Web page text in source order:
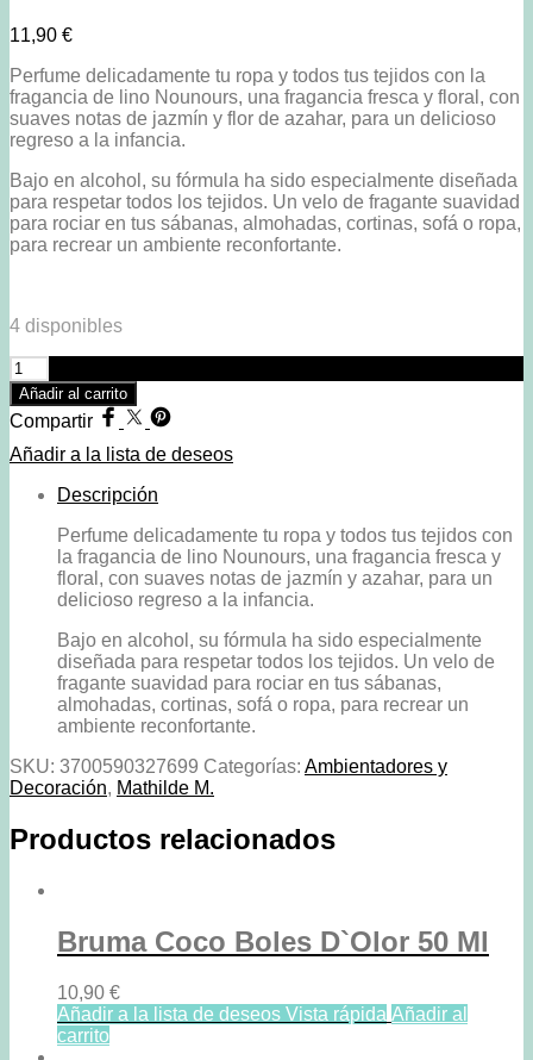
11,90 €
Perfume delicadamente tu ropa y todos tus tejidos con la
fragancia de lino Nounours, una fragancia fresca y floral, con
suaves notas de jazmín y flor de azahar, para un delicioso
regreso a la infancia.
Bajo en alcohol, su fórmula ha sido especialmente diseñada
para respetar todos los tejidos. Un velo de fragante suavidad
para rociar en tus sábanas, almohadas, cortinas, sofá o ropa,
para recrear un ambiente reconfortante.
4 disponibles
Perfume
para
la
ropa
del
Aroma
(Nounours)
Mathilde
cantidad
Añadir al carrito
Compartir
Añadir a la lista de deseos
Descripción
Perfume delicadamente tu ropa y todos tus tejidos con
la fragancia de lino Nounours, una fragancia fresca y
floral, con suaves notas de jazmín y azahar, para un
delicioso regreso a la infancia.
Bajo en alcohol, su fórmula ha sido especialmente
diseñada para respetar todos los tejidos. Un velo de
fragante suavidad para rociar en tus sábanas,
almohadas, cortinas, sofá o ropa, para recrear un
ambiente reconfortante.
SKU: 3700590327699 Categorías: Ambientadores y
Decoración, Mathilde M.
Productos relacionados
Bruma Coco Boles D`Olor 50 Ml
10,90 €
Añadir a la lista de deseos Vista rápida Añadir al
carrito